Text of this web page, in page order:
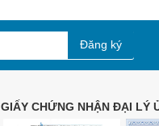
Đăng ký
GIẤY CHỨNG NHẬN ĐẠI LÝ